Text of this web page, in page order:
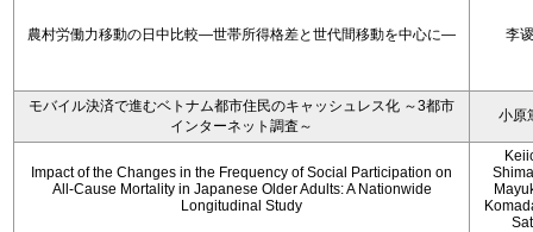
農村労働力移動の日中比較―世帯所得格差と世代間移動を中心に― 李
モバイル決済で進むベトナム都市住民のキャッシュレス化 ～3都市
インターネット調査～
小原
Impact of the Changes in the Frequency of Social Participation on
All-Cause Mortality in Japanese Older Adults: A Nationwide
Longitudinal Study